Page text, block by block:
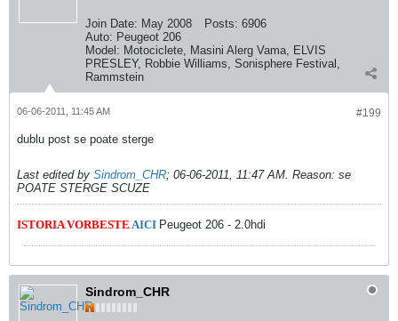
Join Date: May 2008 Posts: 6906
Auto: Peugeot 206
Model: Motociclete, Masini Alerg Vama, ELVIS
PRESLEY, Robbie Williams, Sonisphere Festival,
Rammstein
#199
06-06-2011, 11:45 AM
dublu post se poate sterge
Last edited by Sindrom_CHR; 06-06-2011, 11:47 AM. Reason: se
POATE STERGE SCUZE
ISTORIA VORBESTE AICI Peugeot 206 - 2.0hdi
Sindrom_CHR